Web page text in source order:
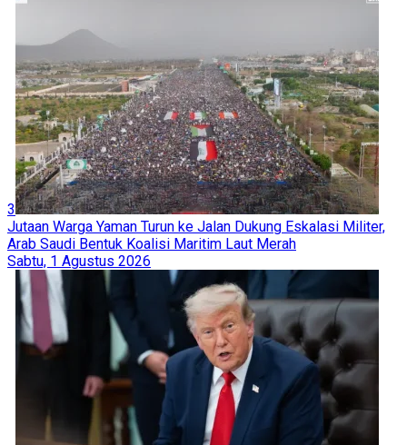
3
Jutaan Warga Yaman Turun ke Jalan Dukung Eskalasi Militer,
Arab Saudi Bentuk Koalisi Maritim Laut Merah
Sabtu, 1 Agustus 2026